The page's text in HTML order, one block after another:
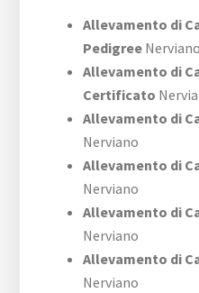
Allevamento di
Pedigree Nerviano
Allevamento di
Certificato
Allevamento di
Nerviano
Allevamento di
Nerviano
Allevamento di
Nerviano
Allevamento di
Nerviano